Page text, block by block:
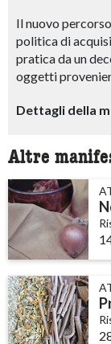
Il nuovo
politica di
pratica da un
oggetti
Dettagli della
Altre